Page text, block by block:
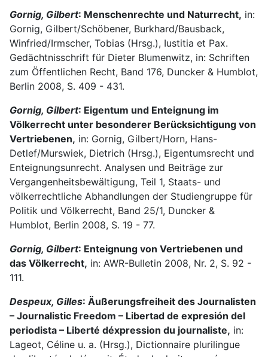
Gornig, Gilbert: Menschenrechte und Naturrecht, in:
Gornig, Gilbert/Schöbener, Burkhard/Bausback,
Winfried/Irmscher, Tobias (Hrsg.), Iustitia et Pax.
Gedächtnisschrift für Dieter Blumenwitz, in: Schriften
zum Öffentlichen Recht, Band 176, Duncker & Humblot,
Berlin 2008, S. 409 - 431.
Gornig, Gilbert: Eigentum und Enteignung im
Völkerrecht unter besonderer Berücksichtigung von
Vertriebenen, in: Gornig, Gilbert/Horn, Hans-
Detlef/Murswiek, Dietrich (Hrsg.), Eigentumsrecht und
Enteignungsunrecht. Analysen und Beiträge zur
Vergangenheitsbewältigung, Teil 1, Staats- und
völkerrechtliche Abhandlungen der Studiengruppe für
Politik und Völkerrecht, Band 25/1, Duncker &
Humblot, Berlin 2008, S. 19 - 77.
Gornig, Gilbert: Enteignung von Vertriebenen und
das Völkerrecht, in: AWR-Bulletin 2008, Nr. 2, S. 92 -
111.
Despeux, Gilles: Äußerungsfreiheit des Journalisten
– Journalistic Freedom – Libertad de expresión del
periodista – Liberté déxpression du journaliste, in:
Lageot, Céline u. a. (Hrsg.), Dictionnaire plurilingue